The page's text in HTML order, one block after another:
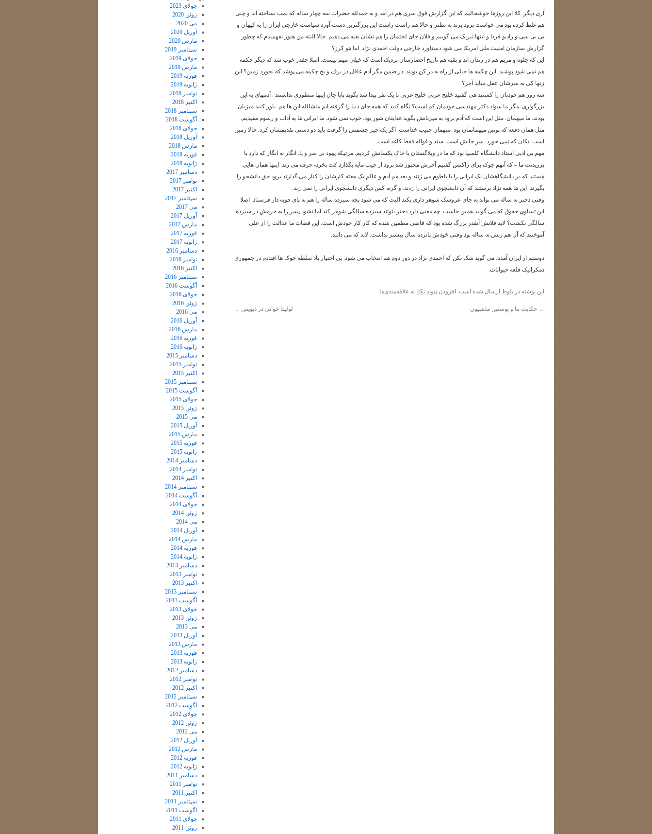
آری دیگر. کلا این روزها خوشحالیم که این گزارش فوق سری هم در آمد و به حمدلله حضرات سه چهار ساله که بمب نساخته اند و چنی
هم غلط کرده بود می خواست برود بزند به نطنز و حالا هم راست راست این بزرگترین دست آورد سیاست خارجی ایران را به کیهان و
بی بی سی و رادیو فردا و اینها تبریک می گوییم و فلان جای لختمان را هم نشان بقیه می دهیم. حالا البته من هنوز نفهمیدم که چطور
گزارش سازمان امنیت ملی امریکا می شود دستاورد خارجی دولت احمدی نژاد. اما هو کرز؟
این که جلوه و مریم هم در زندان اند و بقیه هم تاریخ احضارشان نزدیک است که خیلی مهم نیست. اصلا چقدر خوب شد که دیگر چکمه
هم نمی شود پوشید. این چکمه ها خیلی از راه به در کن بودند. در ضمن مگر آدم عاقل در برف و یخ چکمه می پوشد که بخورد زمین؟ این
زنها کی به سرشان عقل میاید آخر؟
سه روز هم خودتان را کشتید هی گفتید خلیج عربی خلیج عربی تا یک نفر پیدا شد بگوید بابا جان اینها منظوری نداشتند . آدمهای به این
بزرگواری. مگر ما سواد دکتر مهندسی خودمان کم است؟ نگاه کنید که همه جای دنیا را گرفته ایم ماشالله.این ها هم. باور کنید میزبان
بودند. ما میهمان. مثل این است که آدم برود به میزبانش بگوید غذایتان شور بود. خوب نمی شود. ما ایرانی ها به آداب و رسوم مقیدیم.
مثل همان دفعه که پوتین میهمانمان بود. میهمان حبیب خداست. اگر یک چیز چشمش را گرفت باید دو دستی تقدیمشان کرد. حالا زمین
است. تکان که نمی خورد. سر جایش است. سند و قواله فقط کاغذ است.
مهم بی ادبی استاد دانشگاه کلمبیا بود که ما در وبلاگستان با خاک یکسانش کردیم. مرتیکه یهود بی سر و پا. انگار نه انگار که دارد با
پرزیدنت ما – که آنهم جوک برای ژاکتش گفتیم آخرش مجبور شد برود از جیب مایه بگذارد کت بخرد- حرف می زند. اینها همان هایی
هستند که در دانشگاهشان یک ایرانی را با باطوم می زنند و بعد هم آدم و عالم یک هفته کارشان را کنار می گذارند برود حق دانشجو را
بگیرند. این ها همه نژاد پرستند که آن دانشجوی ایرانی را زدند. و گرنه کس دیگری دانشجوی ایرانی را نمی زند.
وقتی دختر نه ساله می تواند به جای عروسک شوهر داری بکند البت که می شود بچه سیزده ساله را هم به پای چوبه دار فرستاد. اصلا
این تساوی حقوق که می گویند همین جاست. چه معنی دارد دختر بتواند سیزده سالگی شوهر کند اما نشود پسر را به جرمش در سیزده
سالگی نکشت؟ لابد فلانش آنقدر بزرگ شده بود که قاضی مطمین شده که کار کار خودش است. این قضات ما عدالت را از علی
آموختند که آن هم زنش نه ساله بود وقتی خودش پانزده سال بیشتر نداشت. لابد که می دانند.
—-
دوستم از ایران آمده. می گوید شک نکن که احمدی نژاد در دور دوم هم انتخاب می شود. بی اختیار یاد سلطه خوک ها افتادم در جمهوری
دمکراتیک قلعه حیوانات.
این نوشته در بلوط ارسال شده است. افزودن پیوند یکتا به علاقه‌مندی‌ها.
← حکایت ما و پوستین مذهبیون لولیتا خوانی در دیویس →
جولای 2023
ژوئن 2020
می 2020
آوریل 2020
مارس 2020
سپتامبر 2019
جولای 2019
مارس 2019
فوریه 2019
ژانویه 2019
نوامبر 2018
اکتبر 2018
سپتامبر 2018
آگوست 2018
جولای 2018
آوریل 2018
مارس 2018
فوریه 2018
ژانویه 2018
دسامبر 2017
نوامبر 2017
اکتبر 2017
سپتامبر 2017
می 2017
آوریل 2017
مارس 2017
فوریه 2017
ژانویه 2017
دسامبر 2016
نوامبر 2016
اکتبر 2016
سپتامبر 2016
آگوست 2016
جولای 2016
ژوئن 2016
می 2016
آوریل 2016
مارس 2016
فوریه 2016
ژانویه 2016
دسامبر 2015
نوامبر 2015
اکتبر 2015
سپتامبر 2015
آگوست 2015
جولای 2015
ژوئن 2015
می 2015
آوریل 2015
مارس 2015
فوریه 2015
ژانویه 2015
دسامبر 2014
نوامبر 2014
اکتبر 2014
سپتامبر 2014
آگوست 2014
جولای 2014
ژوئن 2014
می 2014
آوریل 2014
مارس 2014
فوریه 2014
ژانویه 2014
دسامبر 2013
نوامبر 2013
اکتبر 2013
سپتامبر 2013
آگوست 2013
جولای 2013
ژوئن 2013
می 2013
آوریل 2013
مارس 2013
فوریه 2013
ژانویه 2013
دسامبر 2012
نوامبر 2012
اکتبر 2012
سپتامبر 2012
آگوست 2012
جولای 2012
ژوئن 2012
می 2012
آوریل 2012
مارس 2012
فوریه 2012
ژانویه 2012
دسامبر 2011
نوامبر 2011
اکتبر 2011
سپتامبر 2011
آگوست 2011
جولای 2011
ژوئن 2011